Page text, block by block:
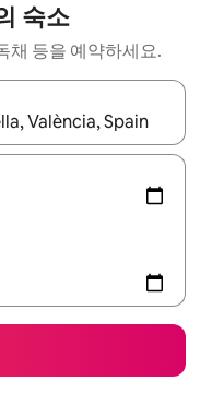
숙소
채 등을 예약하세요.
용하거나 터치 또는 스와이